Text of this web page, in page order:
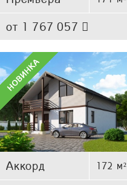
от 1 767 057
Аккорд 172 м²